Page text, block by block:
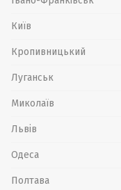
Київ
Кропивницький
Луганськ
Миколаїв
Львів
Одеса
Полтава